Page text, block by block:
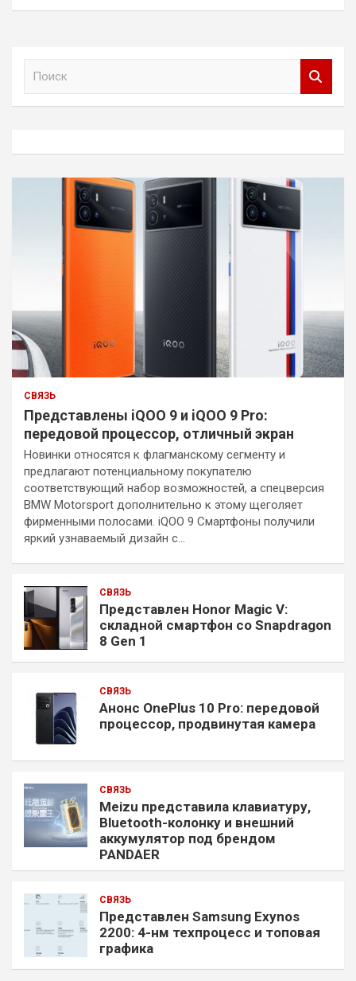
СВЯЗЬ
Представлены iQOO 9 и iQOO 9 Pro:
передовой процессор, отличный экран
Новинки относятся к флагманскому сегменту и
предлагают потенциальному покупателю
соответствующий набор возможностей, а спецверсия
BMW Motorsport дополнительно к этому щеголяет
фирменными полосами. iQOO 9 Смартфоны получили
яркий узнаваемый дизайн с…
СВЯЗЬ
Представлен Honor Magic V:
складной смартфон со Snapdragon
8 Gen 1
СВЯЗЬ
Анонс OnePlus 10 Pro: передовой
процессор, продвинутая камера
СВЯЗЬ
Meizu представила клавиатуру,
Bluetooth-колонку и внешний
аккумулятор под брендом
PANDAER
СВЯЗЬ
Представлен Samsung Exynos
2200: 4-нм техпроцесс и топовая
графика